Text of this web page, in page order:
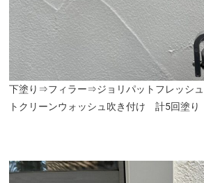
下塗り⇒フィラー⇒ジョリパットフレッシ
トクリーンウォッシュ吹き付け 計5回塗り